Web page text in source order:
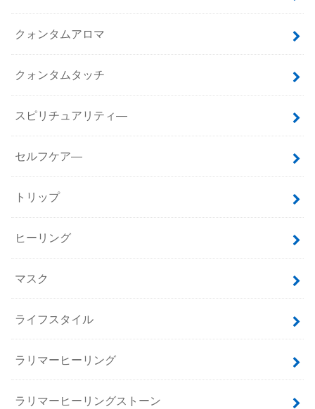
クォンタムアロマ
クォンタムタッチ
スピリチュアリティ―
セルフケア―
トリップ
ヒーリング
マスク
ライフスタイル
ラリマーヒーリング
ラリマーヒーリングストーン